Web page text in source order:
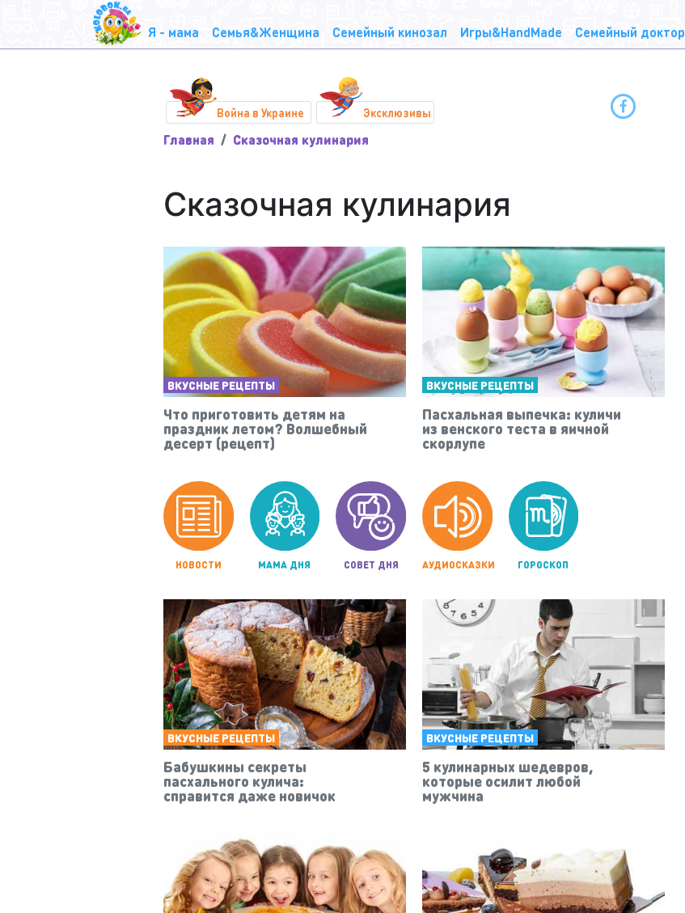
Я - мама Семья&Женщина Семейный кинозал Игры&HandMade Семейный доктор
Война в Украине Эксклюзивы
Главная Сказочная кулинария
Сказочная кулинария
ВКУСНЫЕ РЕЦЕПТЫ
Что приготовить детям на
праздник летом? Волшебный
десерт (рецепт)
ВКУСНЫЕ РЕЦЕПТЫ
Пасхальная выпечка: куличи
из венского теста в яичной
скорлупе
НОВОСТИ МАМА ДНЯ СОВЕТ ДНЯ АУДИОСКАЗКИ ГОРОСКОП
ВКУСНЫЕ РЕЦЕПТЫ
Бабушкины секреты
пасхального кулича:
справится даже новичок
ВКУСНЫЕ РЕЦЕПТЫ
5 кулинарных шедевров,
которые осилит любой
мужчина